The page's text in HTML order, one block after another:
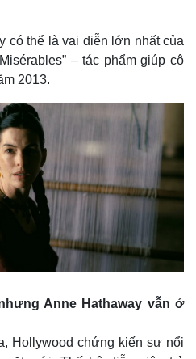
có thể là vai diễn lớn nhất của
– tác phẩm giúp cô
2013.
Anne Hathaway vẫn ở
Hollywood chứng kiến sự nổi